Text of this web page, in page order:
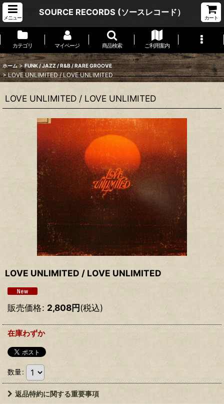
メニュー
SOURCE RECORDS (ソースレコード）
カート
カテゴリ マイページ 商品検索 ご利用案内
ホーム > FUNK / JAZZ / R&B / RARE GROOVE
> LOVE UNLIMITED / LOVE UNLIMITED
LOVE UNLIMITED / LOVE UNLIMITED
LOVE UNLIMITED / LOVE UNLIMITED
販売価格: 2,808円(税込)
在庫わずか
数量:
返品特約に関する重要事項